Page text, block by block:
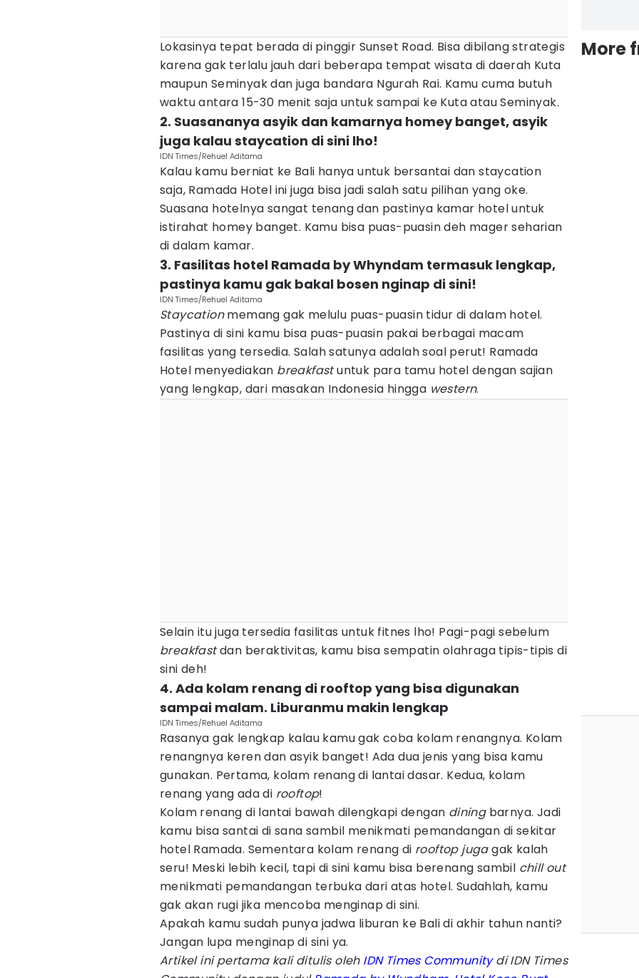
Lokasinya tepat berada di pinggir Sunset Road. Bisa dibilang strategis
karena gak terlalu jauh dari beberapa tempat wisata di daerah Kuta
maupun Seminyak dan juga bandara Ngurah Rai. Kamu cuma butuh
waktu antara 15-30 menit saja untuk sampai ke Kuta atau Seminyak.
2. Suasananya asyik dan kamarnya homey banget, asyik
juga kalau staycation di sini lho!
IDN Times/Rehuel Aditama
Kalau kamu berniat ke Bali hanya untuk bersantai dan staycation
saja, Ramada Hotel ini juga bisa jadi salah satu pilihan yang oke.
Suasana hotelnya sangat tenang dan pastinya kamar hotel untuk
istirahat homey banget. Kamu bisa puas-puasin deh mager seharian
di dalam kamar.
3. Fasilitas hotel Ramada by Whyndam termasuk lengkap,
pastinya kamu gak bakal bosen nginap di sini!
IDN Times/Rehuel Aditama
Staycationmemang gak melulu puas-puasin tidur di dalam hotel.
Pastinya di sini kamu bisa puas-puasin pakai berbagai macam
fasilitas yang tersedia. Salah satunya adalah soal perut! Ramada
Hotel menyediakan breakfastuntuk para tamu hotel dengan sajian
yang lengkap, dari masakan Indonesia hingga western.
Selain itu juga tersedia fasilitas untuk fitnes lho! Pagi-pagi sebelum
breakfastdan beraktivitas, kamu bisa sempatin olahraga tipis-tipis di
sini deh!
4. Ada kolam renang di rooftop yang bisa digunakan
sampai malam. Liburanmu makin lengkap
IDN Times/Rehuel Aditama
Rasanya gak lengkap kalau kamu gak coba kolam renangnya. Kolam
renangnya keren dan asyik banget! Ada dua jenis yang bisa kamu
gunakan. Pertama, kolam renang di lantai dasar. Kedua, kolam
renang yang ada di rooftop!
Kolam renang di lantai bawah dilengkapi dengan dining barnya. Jadi
kamu bisa santai di sana sambil menikmati pemandangan di sekitar
hotel Ramada. Sementara kolam renang di rooftop jugagak kalah
seru! Meski lebih kecil, tapi di sini kamu bisa berenang sambil chill out
menikmati pemandangan terbuka dari atas hotel. Sudahlah, kamu
gak akan rugi jika mencoba menginap di sini.
Apakah kamu sudah punya jadwa liburan ke Bali di akhir tahun nanti?
Jangan lupa menginap di sini ya.
Artikel ini pertama kali ditulis oleh IDN Times Communitydi IDN Times
More